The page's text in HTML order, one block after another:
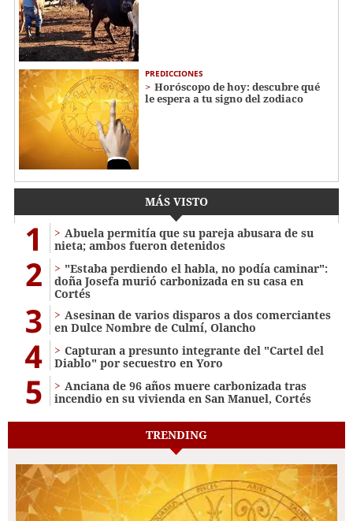
PREDICCIONES
Horóscopo de hoy: descubre qué
le espera a tu signo del zodiaco
MÁS VISTO
1
Abuela permitía que su pareja abusara de su
nieta; ambos fueron detenidos
2
"Estaba perdiendo el habla, no podía caminar":
doña Josefa murió carbonizada en su casa en
Cortés
3
Asesinan de varios disparos a dos comerciantes
en Dulce Nombre de Culmí, Olancho
4
Capturan a presunto integrante del "Cartel del
Diablo" por secuestro en Yoro
5
Anciana de 96 años muere carbonizada tras
incendio en su vivienda en San Manuel, Cortés
TRENDING